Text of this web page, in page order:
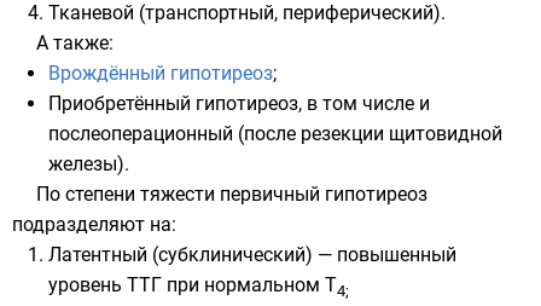
Тканевой (транспортный, периферический).
А также:
Врождённый гипотиреоз;
Приобретённый гипотиреоз, в том числе и
послеоперационный (после резекции щитовидной
железы).
По степени тяжести первичный гипотиреоз
подразделяют на:
Латентный (субклинический) — повышенный
уровень ТТГ при нормальном Т4;